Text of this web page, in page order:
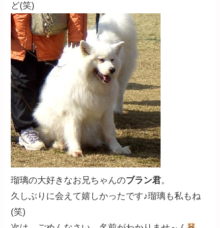
ど(笑)
瑠璃の大好きなお兄ちゃんのブラン君。
久しぶりに会えて嬉しかったです♪瑠璃も私もね
(笑)